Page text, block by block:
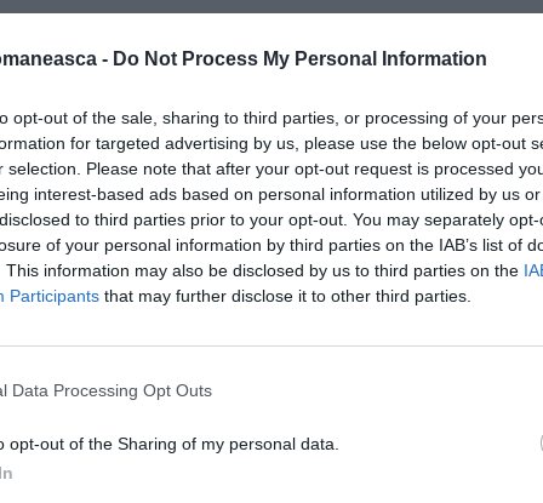
- Do Not Process My Personal Information
opt-out of the sale, sharing to third parties, or processing of your
for targeted advertising by us, please use the below opt-out
selection. Please note that after your opt-out request is processed
interest-based ads based on personal information utilized by us
to third parties prior to your opt-out. You may separately
of your personal information by third parties on the IAB’s list of
This information may also be disclosed by us to third parties on the
Participants that may further disclose it to other third parties.
Data Processing Opt Outs
opt-out of the Sharing of my personal data.
Italia, unde preferă italienii
răspunsurile a aproximativ 9834 de
pe podium se află Esselunga și
și Interspar.